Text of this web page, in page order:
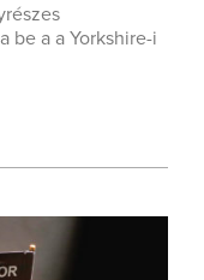
be a a Yorkshire-i